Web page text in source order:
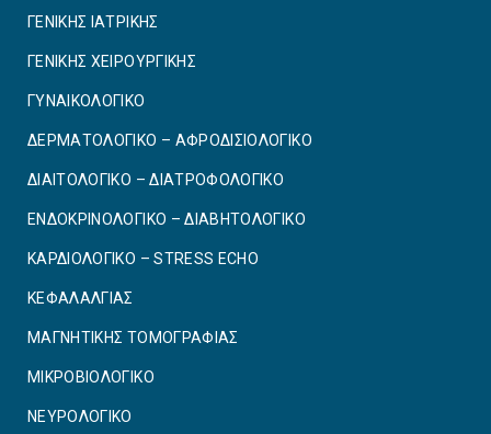
ΓΕΝΙΚΗΣ ΙΑΤΡΙΚΗΣ
ΓΕΝΙΚΗΣ ΧΕΙΡΟΥΡΓΙΚΗΣ
ΓΥΝΑΙΚΟΛΟΓΙΚΟ
ΔΕΡΜΑΤΟΛΟΓΙΚΟ – ΑΦΡΟΔΙΣΙΟΛΟΓΙΚΟ
ΔΙΑΙΤΟΛΟΓΙΚΟ – ΔΙΑΤΡΟΦΟΛΟΓΙΚΟ
ΕΝΔΟΚΡΙΝΟΛΟΓΙΚΟ – ΔΙΑΒΗΤΟΛΟΓΙΚΟ
ΚΑΡΔΙΟΛΟΓΙΚΟ – STRESS ECHO
ΚΕΦΑΛΑΛΓΙΑΣ
ΜΑΓΝΗΤΙΚΗΣ ΤΟΜΟΓΡΑΦΙΑΣ
ΜΙΚΡΟΒΙΟΛΟΓΙΚΟ
ΝΕΥΡΟΛΟΓΙΚΟ